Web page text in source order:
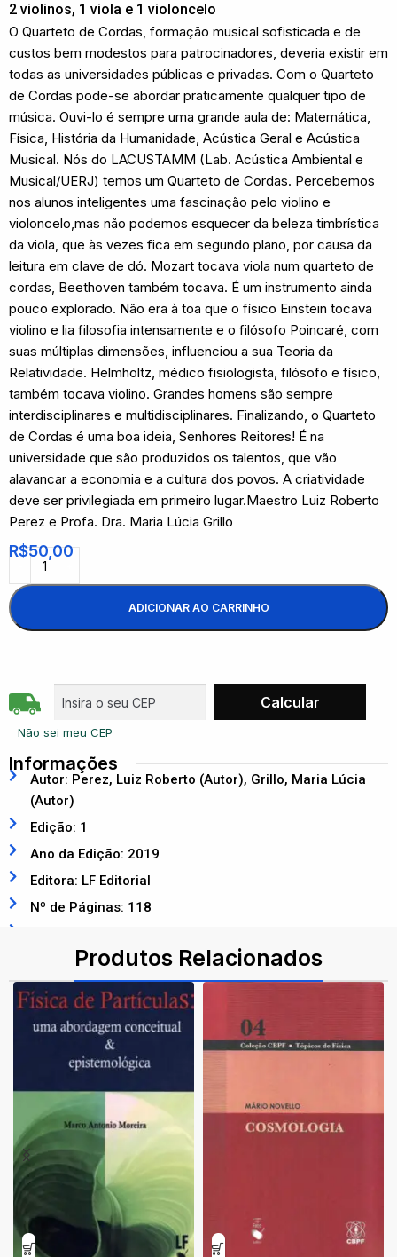
2 violinos, 1 viola e 1 violoncelo
O Quarteto de Cordas, formação musical sofisticada e de
custos bem modestos para patrocinadores, deveria existir em
todas as universidades públicas e privadas. Com o Quarteto
de Cordas pode-se abordar praticamente qualquer tipo de
música. Ouvi-lo é sempre uma grande aula de: Matemática,
Física, História da Humanidade, Acústica Geral e Acústica
Musical. Nós do LACUSTAMM (Lab. Acústica Ambiental e
Musical/UERJ) temos um Quarteto de Cordas. Percebemos
nos alunos inteligentes uma fascinação pelo violino e
violoncelo,mas não podemos esquecer da beleza timbrística
da viola, que às vezes fica em segundo plano, por causa da
leitura em clave de dó. Mozart tocava viola num quarteto de
cordas, Beethoven também tocava. É um instrumento ainda
pouco explorado. Não era à toa que o físico Einstein tocava
violino e lia filosofia intensamente e o filósofo Poincaré, com
suas múltiplas dimensões, influenciou a sua Teoria da
Relatividade. Helmholtz, médico fisiologista, filósofo e físico,
também tocava violino. Grandes homens são sempre
interdisciplinares e multidisciplinares. Finalizando, o Quarteto
de Cordas é uma boa ideia, Senhores Reitores! É na
universidade que são produzidos os talentos, que vão
alavancar a economia e a cultura dos povos. A criatividade
deve ser privilegiada em primeiro lugar.Maestro Luiz Roberto
Perez e Profa. Dra. Maria Lúcia Grillo
R$50,00
ADICIONAR AO CARRINHO
Não sei meu CEP
Informações
Autor: Perez, Luiz Roberto (Autor), Grillo, Maria Lúcia
(Autor)
Edição: 1
Ano da Edição: 2019
Editora: LF Editorial
Nº de Páginas: 118
Produtos Relacionados